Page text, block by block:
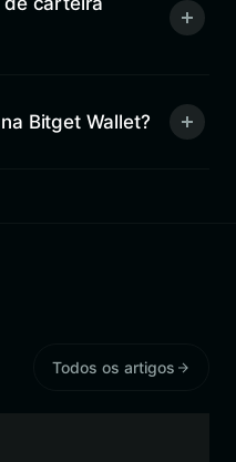
Bitget Wallet?
Todos os artigos